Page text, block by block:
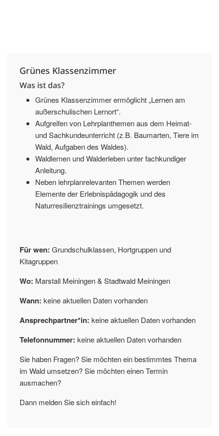
Grünes Klassenzimmer
Was ist das?
Grünes Klassenzimmer ermöglicht „Lernen am
außerschulischen Lernort“.
Aufgreifen von Lehrplanthemen aus dem Heimat-
und Sachkundeunterricht (z.B. Baumarten, Tiere im
Wald, Aufgaben des Waldes).
Waldlernen und Walderleben unter fachkundiger
Anleitung.
Neben lehrplanrelevanten Themen werden
Elemente der Erlebnispädagogik und des
Naturresilienztrainings umgesetzt.
Für wen: Grundschulklassen, Hortgruppen und
Kitagruppen
Wo: Marstall Meiningen & Stadtwald Meiningen
Wann: keine aktuellen Daten vorhanden
Ansprechpartner*in: keine aktuellen Daten vorhanden
Telefonnummer: keine aktuellen Daten vorhanden
Sie haben Fragen? Sie möchten ein bestimmtes Thema
im Wald umsetzen? Sie möchten einen Termin
ausmachen?
Dann melden Sie sich einfach!